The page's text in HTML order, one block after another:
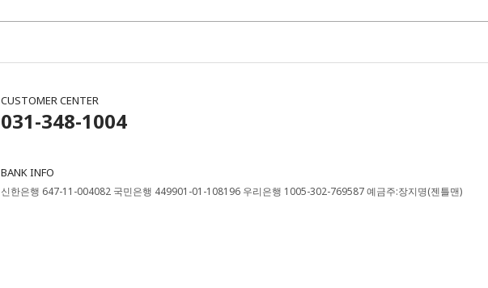
CUSTOMER CENTER
031-348-1004
BANK INFO
신한은행 647-11-004082 국민은행 449901-01-108196 우리은행 1005-302-769587 예금주:장지명(젠틀맨)